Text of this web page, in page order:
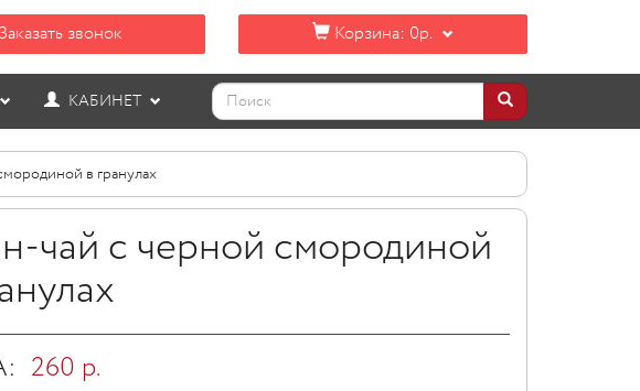
Заказать звонок Корзина: 0р.
КАБИНЕТ
в гранулах
чай с черной смородиной
260 р.